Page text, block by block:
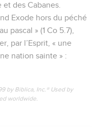
des Cabanes.
Exode hors du péché
pascal » (1 Co 5.7),
par l’Esprit, « une
nation sainte » :
by Biblica, Inc.® Used by
worldwide.